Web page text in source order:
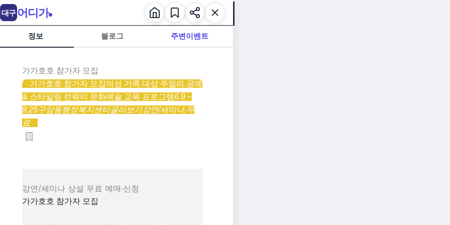
정보 블로그 주변이벤트
가가호호 참가자 모집
가가호호 참가자 모집여성 가족 대상 주얼리 공예
& 스타일링 런웨이 문화예술 교육 프로그램6.9 ~
8.25구암동행정복지센터골라보기강연/세미나,무
료
강연/세미나 상설 무료 예매·신청
가가호호 참가자 모집
대구 어디가